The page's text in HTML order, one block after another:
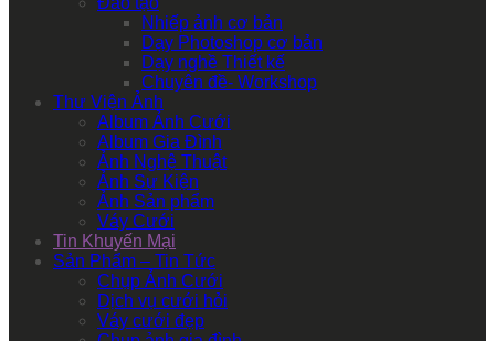
Nhiếp ảnh cơ bản
Dạy Photoshop cơ bản
Dạy nghề Thiết kế
Chuyên đề- Workshop
Thư Viện Ảnh
Album Ảnh Cưới
Album Gia Đình
Ảnh Nghệ Thuật
Ảnh Sự Kiện
Ảnh Sản phẩm
Váy Cưới
Tin Khuyến Mại
Sản Phẩm – Tin Tức
Chụp Ảnh Cưới
Dịch vụ cưới hỏi
Váy cưới đẹp